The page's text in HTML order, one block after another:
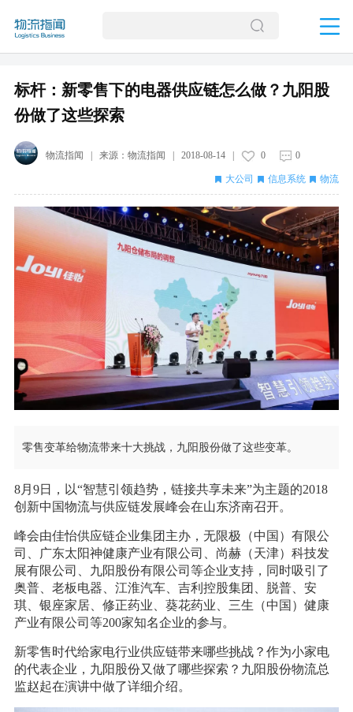
标杆：新零售下的电器供应链怎么做？九阳股
份做了这些探索
物流指闻 | 来源： 物流指闻 2018-08-14| 0 0
大公司 信息系统 物流
零售变革给物流带来十大挑战，九阳股份做了这些变革。
8月9日，以“智慧引领趋势，链接共享未来”为主题的2018
创新中国物流与供应链发展峰会在山东济南召开。
峰会由佳怡供应链企业集团主办，无限极（中国）有限公
司、广东太阳神健康产业有限公司、尚赫（天津）科技发
展有限公司、九阳股份有限公司等企业支持，同时吸引了
奥普、老板电器、江淮汽车、吉利控股集团、脱普、安
琪、银座家居、修正药业、葵花药业、三生（中国）健康
产业有限公司等200家知名企业的参与。
新零售时代给家电行业供应链带来哪些挑战？作为小家电
的代表企业，九阳股份又做了哪些探索？九阳股份物流总
监赵起在演讲中做了详细介绍。